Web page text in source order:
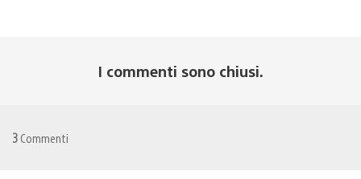
I commenti sono chiusi.
3 Commenti